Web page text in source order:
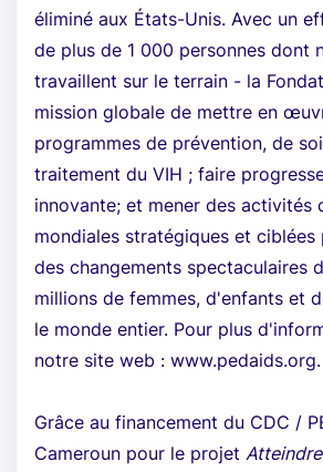
éliminé aux États-Unis. Avec un
de plus de 1 000 personnes dont
travaillent sur le terrain - la
mission globale de mettre en
programmes de prévention, de
traitement du VIH ; faire
innovante; et mener des activités
mondiales stratégiques et
des changements spectaculaires
millions de femmes, d'enfants et
le monde entier. Pour plus
notre site web : www.pedaids.org.
Grâce au financement du CDC /
Cameroun pour le projet